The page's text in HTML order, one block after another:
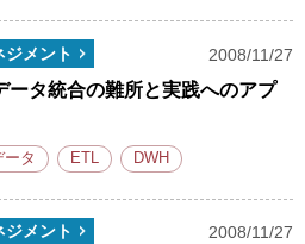
ジメント 2008/11/27
ータ統合の難所と実践へのアプ
ータ ETL DWH
ジメント 2008/11/27